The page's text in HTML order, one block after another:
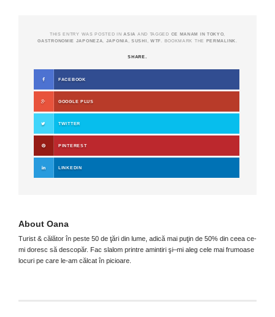
THIS ENTRY WAS POSTED INASIA AND TAGGED CE MANAM IN TOKYO
GASTRONOMIE JAPONEZA
JAPONIA ,SUSHI WTF . BOOKMARK THE PERMALINK
SHARE.
FACEBOOK
GOOGLE PLUS
TWITTER
PINTEREST
LINKEDIN
About Oana
Turist & călător în peste 50 de ţări din lume, adică mai puţin de 50% din ceea ce-
mi doresc să descopăr. Fac slalom printre amintiri şi–mi aleg cele mai frumoase
locuri pe care le-am călcat în picioare.